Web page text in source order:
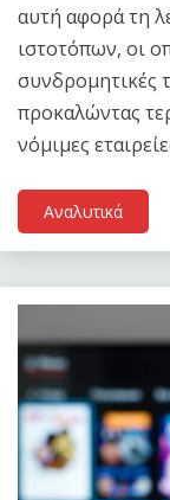
αυτή αφορά τη
ιστοτόπων, οι
συνδρομητικές
προκαλώντας
νόμιμες
Αναλυτικά